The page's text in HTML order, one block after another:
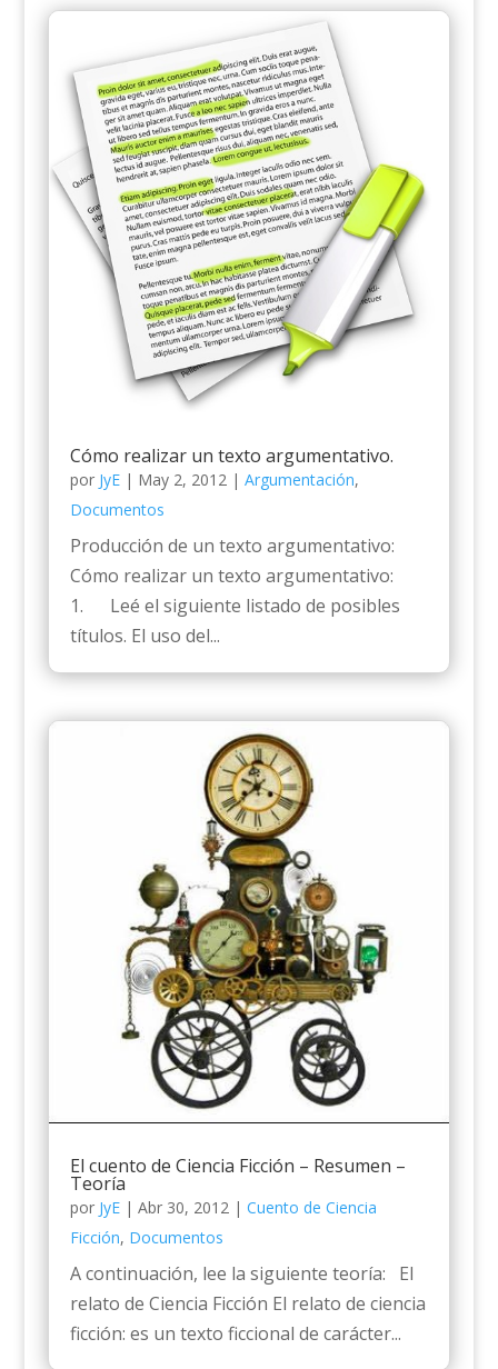
Cómo realizar un texto argumentativo.
por JyE| May 2, 2012| Argumentación,
Documentos
Producción de un texto argumentativo:
Cómo realizar un texto argumentativo:
1. Leé el siguiente listado de posibles
títulos. El uso del...
El cuento de Ciencia Ficción – Resumen –
Teoría
por JyE| Abr 30, 2012 | Cuento de Ciencia
Ficción, Documentos
A continuación, lee la siguiente teoría: El
relato de Ciencia Ficción El relato de ciencia
ficción: es un texto ficcional de carácter...